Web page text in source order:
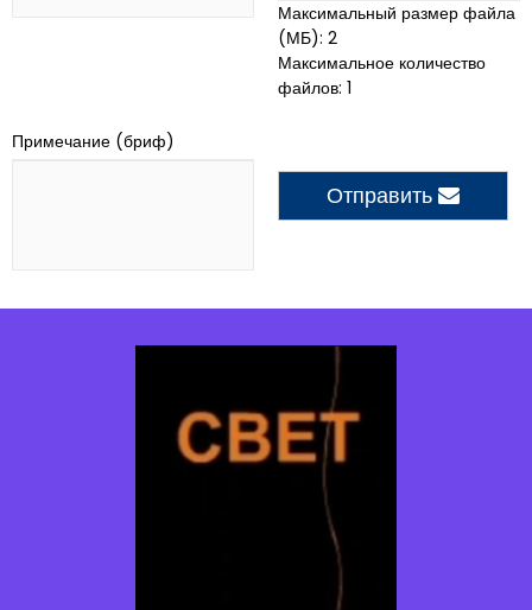
Максимальный размер файла
(МБ): 2
Максимальное количество
файлов: 1
Примечание (бриф)
Отправить 